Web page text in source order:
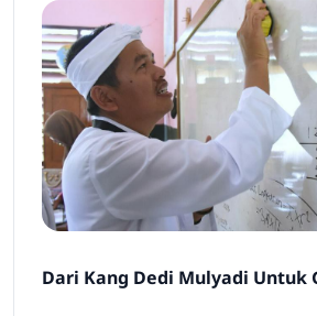
Dari Kang Dedi Mulyadi Untuk